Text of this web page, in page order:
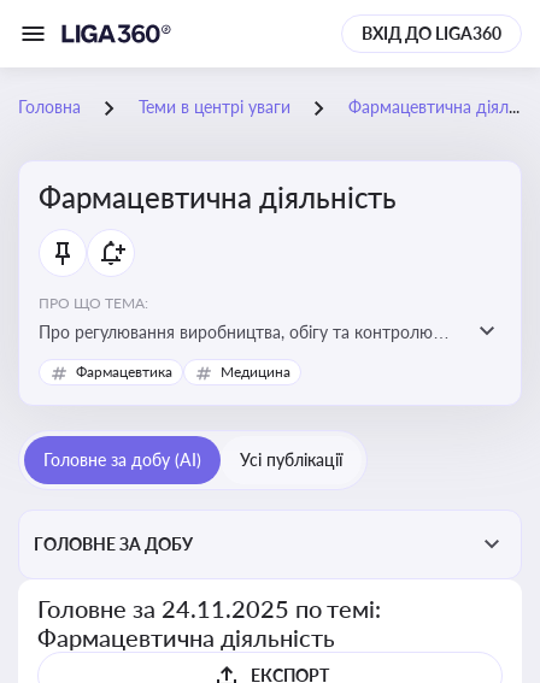
ВХІД ДО LIGA360
Головна Теми в центрі уваги Фармацевтична діяльність
Фармацевтична діяльність
ПРО ЩО ТЕМА:
Про регулювання виробництва, обігу та контролю
лікарських засобів для легальної роботи компаній та
аптек, з дотриманням стандартів якості та безпеки
Фармацевтика Медицина
Головне за добу (AI) Усі публікації
ГОЛОВНЕ ЗА ДОБУ
Головне за 24.11.2025 по темі:
Фармацевтична діяльність
ЕКСПОРТ